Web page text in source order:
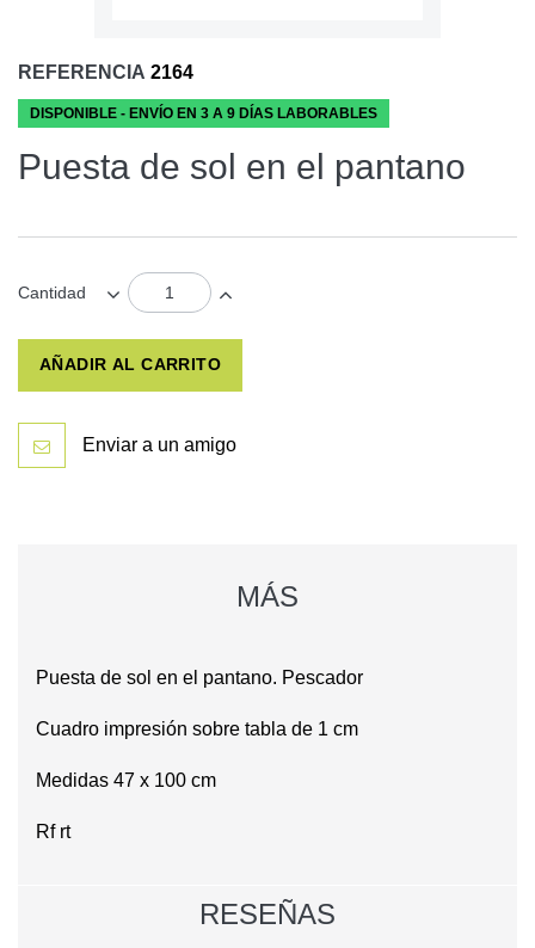
REFERENCIA 2164
DISPONIBLE - ENVÍO EN 3 A 9 DÍAS LABORABLES
Puesta de sol en el pantano
Cantidad
AÑADIR AL CARRITO
Enviar a un amigo
MÁS
Puesta de sol en el pantano. Pescador
Cuadro impresión sobre tabla de 1 cm
Medidas 47 x 100 cm
Rf rt
RESEÑAS